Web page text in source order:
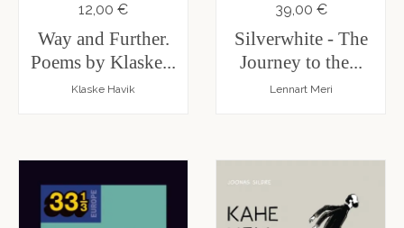
12,00 €
Way and Further.
Poems by Klaske...
Klaske Havik
39,00 €
Silverwhite - The
Journey to the...
Lennart Meri